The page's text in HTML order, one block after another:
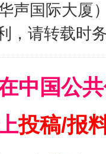
声国际大厦
，请转载时
中国公
投稿/报